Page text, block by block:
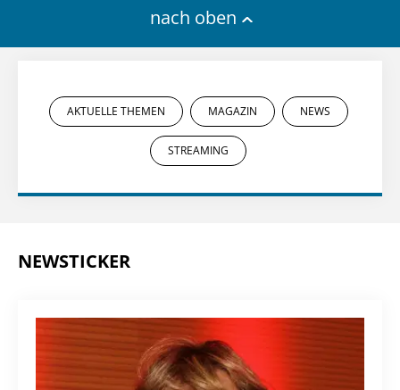
nach oben
AKTUELLE THEMEN MAGAZIN NEWS
STREAMING
NEWSTICKER